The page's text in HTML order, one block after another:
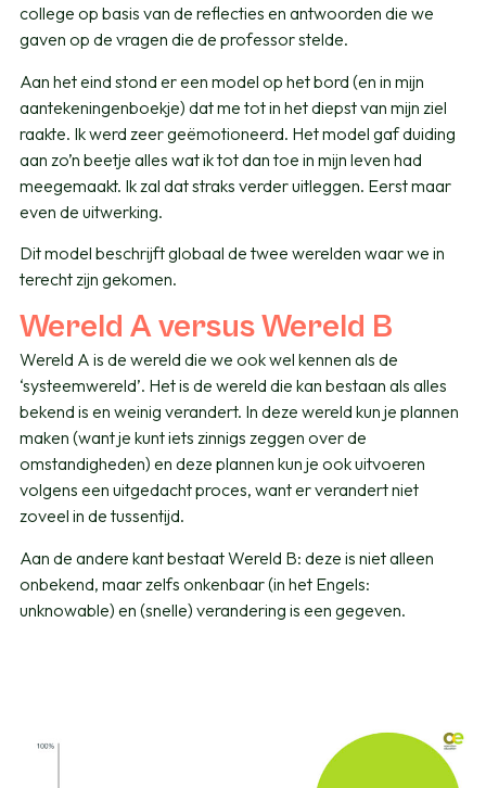
college op basis van de reflecties en antwoorden die we
gaven op de vragen die de professor stelde.
Aan het eind stond er een model op het bord (en in mijn
aantekeningenboekje) dat me tot in het diepst van mijn ziel
raakte. Ik werd zeer geëmotioneerd. Het model gaf duiding
aan zo’n beetje alles wat ik tot dan toe in mijn leven had
meegemaakt. Ik zal dat straks verder uitleggen. Eerst maar
even de uitwerking.
Dit model beschrijft globaal de twee werelden waar we in
terecht zijn gekomen.
Wereld A versus Wereld B
Wereld A is de wereld die we ook wel kennen als de
‘systeemwereld’. Het is de wereld die kan bestaan als alles
bekend is en weinig verandert. In deze wereld kun je plannen
maken (want je kunt iets zinnigs zeggen over de
omstandigheden) en deze plannen kun je ook uitvoeren
volgens een uitgedacht proces, want er verandert niet
zoveel in de tussentijd.
Aan de andere kant bestaat Wereld B: deze is niet alleen
onbekend, maar zelfs onkenbaar (in het Engels:
unknowable) en (snelle) verandering is een gegeven.